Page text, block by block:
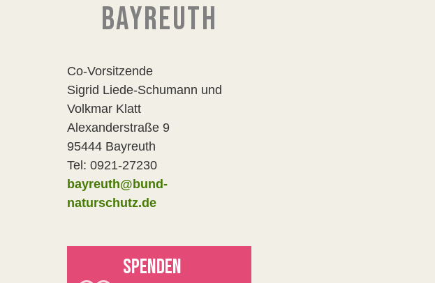
BAYREUTH
Co-Vorsitzende
Sigrid Liede-Schumann und
Volkmar Klatt
Alexanderstraße 9
95444 Bayreuth
Tel: 0921-27230
bayreuth@bund-
naturschutz.de
SPENDEN